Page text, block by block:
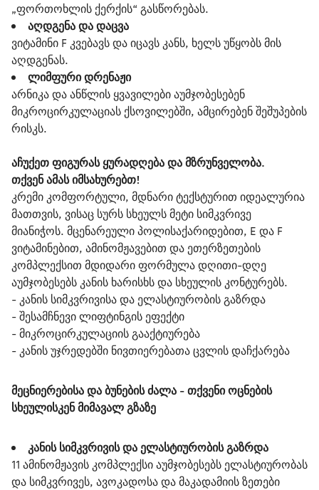
„ფორთოხლის ქერქის“ გასწორებას.
აღდგენა და დაცვა
ვიტამინი F კვებავს და იცავს კანს, ხელს უწყობს მის
აღდგენას.
ლიმფური დრენაჟი
არნიკა და ანწლის ყვავილები აუმჯობესებენ
მიკროცირკულაციას ქსოვილებში, ამცირებენ შეშუპების
რისკს.
აჩუქეთ ფიგურას ყურადღება და მზრუნველობა.
თქვენ ამას იმსახურებთ!
კრემი კომფორტული, მდნარი ტექსტურით იდეალურია
მათთვის, ვისაც სურს სხეულს მეტი სიმკვრივე
მიანიჭოს. მცენარეული პოლისაქარიდებით, E და F
ვიტამინებით, ამინომჟავებით და ეთერზეთების
კომპლექსით მდიდარი ფორმულა დღითი-დღე
აუმჯობესებს კანის ხარისხს და სხეულის კონტურებს.
- კანის სიმკვრივისა და ელასტიურობის გაზრდა
- შესამჩნევი ლიფტინგის ეფექტი
- მიკროცირკულაციის გააქტიურება
- კანის უჯრედებში ნივთიერებათა ცვლის დაჩქარება
მეცნიერებისა და ბუნების ძალა - თქვენი ოცნების
სხეულისკენ მიმავალ გზაზე
კანის სიმკვრივის და ელასტიურობის გაზრდა
11 ამინომჟავის კომპლექსი აუმჯობესებს ელასტიურობას
და სიმკვრივეს, ავოკადოსა და მაკადამიის ზეთები